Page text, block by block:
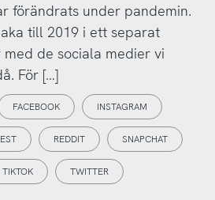
förändrats under pandemin.
till 2019 i ett separat
de sociala medier vi
För […]
FACEBOOK INSTAGRAM
REDDIT SNAPCHAT
TIKTOK TWITTER